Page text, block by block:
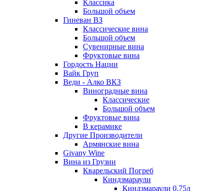
Классика
Большой объем
Гиневан ВЗ
Классические вина
Большой объем
Сувенирные вина
Фруктовые вина
Гордость Нации
Вайк Груп
Веди - Алко ВКЗ
Виноградные вина
Классические
Большой объем
Фруктовые вина
В керамике
Другие Производители
Армянские вина
Givany Wine
Вина из Грузии
Кварельский Погреб
Киндзмараули
Киндзмараули 0,75л